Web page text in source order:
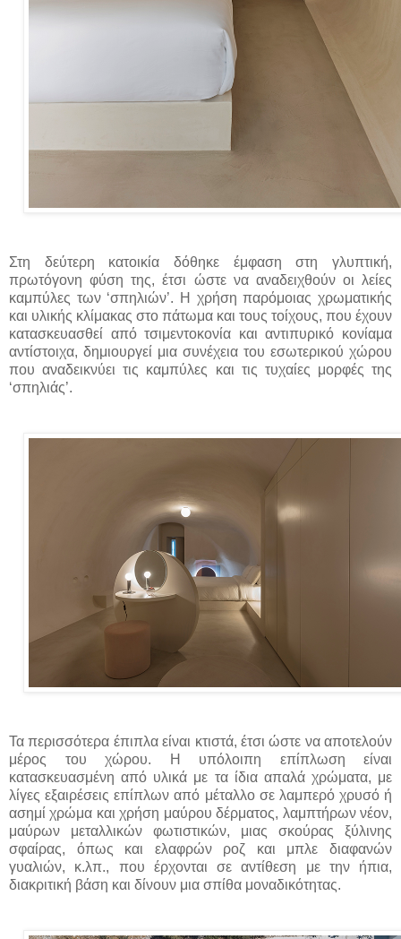
Στη δεύτερη κατοικία δόθηκε έμφαση στη γλυπτική,
πρωτόγονη φύση της, έτσι ώστε να αναδειχθούν οι λείες
καμπύλες των ‘σπηλιών’. Η χρήση παρόμοιας χρωματικής
και υλικής κλίμακας στο πάτωμα και τους τοίχους, που έχουν
κατασκευασθεί από τσιμεντοκονία και αντιπυρικό κονίαμα
αντίστοιχα, δημιουργεί μια συνέχεια του εσωτερικού χώρου
που αναδεικνύει τις καμπύλες και τις τυχαίες μορφές της
‘σπηλιάς’.
Τα περισσότερα έπιπλα είναι κτιστά, έτσι ώστε να αποτελούν
μέρος του χώρου. Η υπόλοιπη επίπλωση είναι
κατασκευασμένη από υλικά με τα ίδια απαλά χρώματα, με
λίγες εξαιρέσεις επίπλων από μέταλλο σε λαμπερό χρυσό ή
ασημί χρώμα και χρήση μαύρου δέρματος, λαμπτήρων νέον,
μαύρων μεταλλικών φωτιστικών, μιας σκούρας ξύλινης
σφαίρας, όπως και ελαφρών ροζ και μπλε διαφανών
γυαλιών, κ.λπ., που έρχονται σε αντίθεση με την ήπια,
διακριτική βάση και δίνουν μια σπίθα μοναδικότητας.